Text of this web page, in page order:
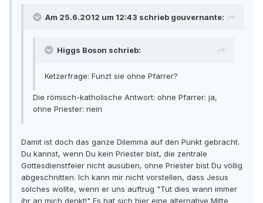
Am 25.6.2012 um 12:43 schrieb gouvernante:
Higgs Boson schrieb:
Ketzerfrage: Funzt sie ohne Pfarrer?
Die römisch-katholische Antwort: ohne Pfarrer: ja,
ohne Priester: nein
Damit ist doch das ganze Dilemma auf den Punkt gebracht.
Du kannst, wenn Du kein Priester bist, die zentrale
Gottesdienstfeier nicht ausüben, ohne Priester bist Du völlig
abgeschnitten. Ich kann mir nicht vorstellen, dass Jesus
solches wollte, wenn er uns auftrug "Tut dies wann immer
ihr an mich denkt!" Es hat sich hier eine alternative Mitte